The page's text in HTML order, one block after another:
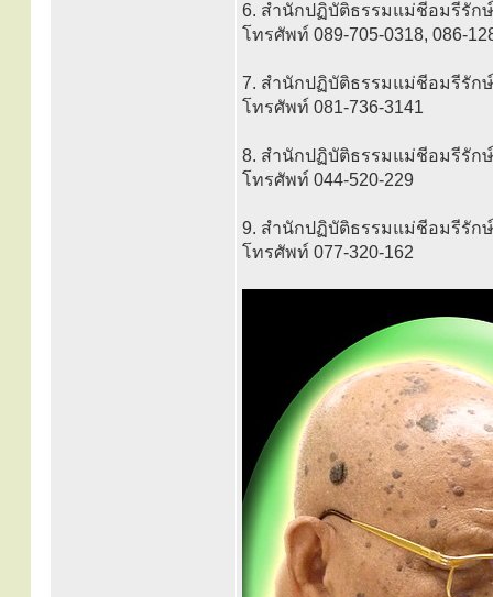
6. สำนักปฏิบัติธรรมแม่ชีอมรีรัก
โทรศัพท์ 089-705-0318, 086-
7. สำนักปฏิบัติธรรมแม่ชีอมรีรัก
โทรศัพท์ 081-736-3141
8. สำนักปฏิบัติธรรมแม่ชีอมรีรัก
โทรศัพท์ 044-520-229
9. สำนักปฏิบัติธรรมแม่ชีอมรีรัก
โทรศัพท์ 077-320-162